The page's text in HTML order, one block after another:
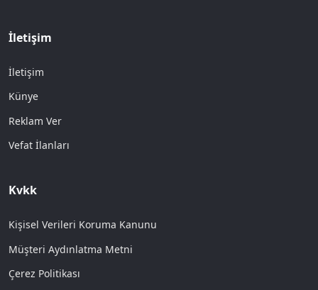
İletişim
İletişim
Künye
Reklam Ver
Vefat İlanları
Kvkk
Kişisel Verileri Koruma Kanunu
Müşteri Aydınlatma Metni
Çerez Politikası